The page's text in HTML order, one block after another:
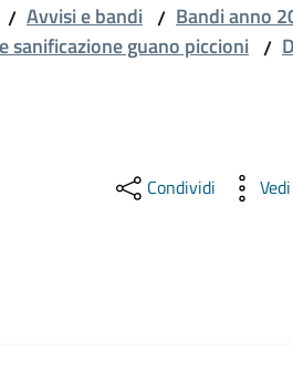
/ Avvisi e bandi / Bandi anno
guano piccioni /
Condividi